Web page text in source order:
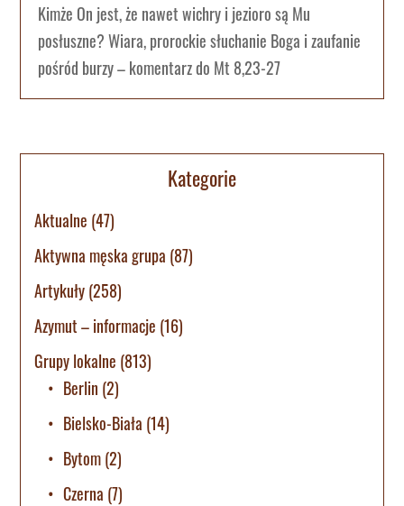
Kimże On jest, że nawet wichry i jezioro są Mu
posłuszne? Wiara, prorockie słuchanie Boga i zaufanie
pośród burzy – komentarz do Mt 8,23-27
Kategorie
Aktualne (47)
Aktywna męska grupa (87)
Artykuły(258)
Azymut – informacje (16)
Grupy lokalne (813)
Berlin (2)
Bielsko-Biała (14)
Bytom(2)
Czerna (7)